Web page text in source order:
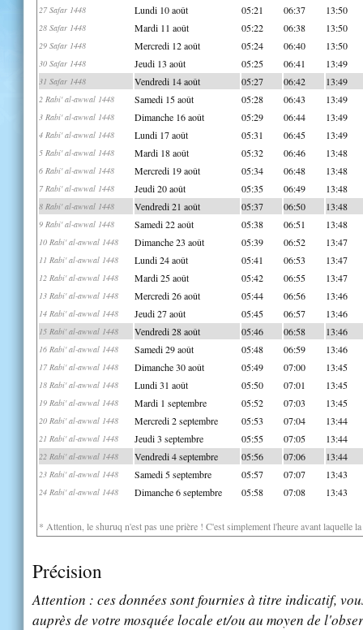
27 Safar 1448 Lundi 10 août 05:21 06:37 13:50
28 Safar 1448 Mardi 11 août 05:22 06:38 13:50
29 Safar 1448 Mercredi 12 août 05:24 06:40 13:50
30 Safar 1448 Jeudi 13 août 05:25 06:41 13:49
31 Safar 1448 Vendredi 14 août 05:27 06:42 13:49
2 Rabi' al-awwal 1448 Samedi 15 août 05:28 06:43 13:49
3 Rabi' al-awwal 1448 Dimanche 16 août 05:29 06:44 13:49
4 Rabi' al-awwal 1448 Lundi 17 août 05:31 06:45 13:49
5 Rabi' al-awwal 1448 Mardi 18 août 05:32 06:46 13:48
6 Rabi' al-awwal 1448 Mercredi 19 août 05:34 06:48 13:48
7 Rabi' al-awwal 1448 Jeudi 20 août 05:35 06:49 13:48
8 Rabi' al-awwal 1448 Vendredi 21 août 05:37 06:50 13:48
9 Rabi' al-awwal 1448 Samedi 22 août 05:38 06:51 13:48
10 Rabi' al-awwal 1448 Dimanche 23 août 05:39 06:52 13:47
11 Rabi' al-awwal 1448 Lundi 24 août 05:41 06:53 13:47
12 Rabi' al-awwal 1448 Mardi 25 août 05:42 06:55 13:47
13 Rabi' al-awwal 1448 Mercredi 26 août 05:44 06:56 13:46
14 Rabi' al-awwal 1448 Jeudi 27 août 05:45 06:57 13:46
15 Rabi' al-awwal 1448 Vendredi 28 août 05:46 06:58 13:46
16 Rabi' al-awwal 1448 Samedi 29 août 05:48 06:59 13:46
17 Rabi' al-awwal 1448 Dimanche 30 août 05:49 07:00 13:45
18 Rabi' al-awwal 1448 Lundi 31 août 05:50 07:01 13:45
19 Rabi' al-awwal 1448 Mardi 1 septembre 05:52 07:03 13:45
20 Rabi' al-awwal 1448 Mercredi 2 septembre 05:53 07:04 13:44
21 Rabi' al-awwal 1448 Jeudi 3 septembre 05:55 07:05 13:44
22 Rabi' al-awwal 1448 Vendredi 4 septembre 05:56 07:06 13:44
23 Rabi' al-awwal 1448 Samedi 5 septembre 05:57 07:07 13:43
24 Rabi' al-awwal 1448 Dimanche 6 septembre 05:58 07:08 13:43
* Attention, le shuruq n'est pas une prière ! C'est simplement l'heure avant laquelle
Précision
Attention : ces données sont fournies à titre indicatif,
auprès de votre mosquée locale et/ou au moyen de